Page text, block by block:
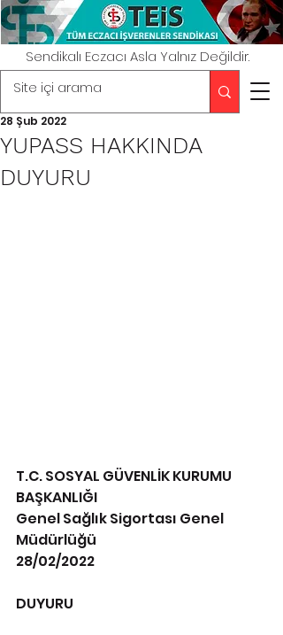
Sendikalı Eczacı Asla Yalnız Değildir.
YUPASS HAKKINDA
DUYURU
28 Şub 2022
T.C. SOSYAL GÜVENLİK KURUMU
BAŞKANLIĞI
Genel Sağlık Sigortası Genel
Müdürlüğü
28/02/2022
DUYURU